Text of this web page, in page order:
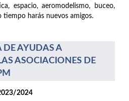
espacio, aeromodelismo, buceo,
tiempo harás nuevos amigos.
AYUDAS A
ASOCIACIONES DE
2024